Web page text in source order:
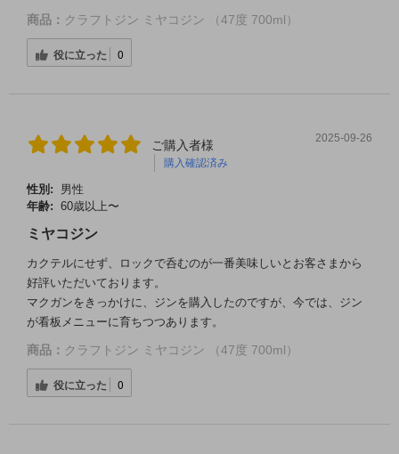
商品： クラフトジン ミヤコジン （47度 700ml）
役に立った 0
ご購入者様
購入確認済み
2025-09-26
性別:
男性
年齢: 60歳以上〜
ミヤコジン
カクテルにせず、ロックで呑むのが一番美味しいとお客さまから
好評いただいております。
マクガンをきっかけに、ジンを購入したのですが、今では、ジン
が看板メニューに育ちつつあります。
商品： クラフトジン ミヤコジン （47度 700ml）
役に立った 0